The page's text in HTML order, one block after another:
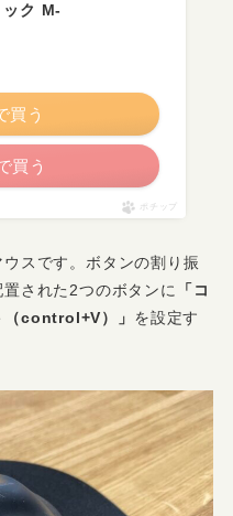
ク M-
買う
買う
ポチップ
スです。ボタンの割り振
された2つのボタンに
「コ
control+V）」 を設定す